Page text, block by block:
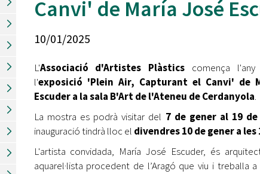
Oberta la convocatòria d'Ajuts per a
jove 2026
Cerdanyola opta a més de 5 milions d'euros del
l'entorn de l'avinguda Catalunya
El FIT presenta el cartell de la seva 16a edició i
L’Ajuntament reparteix ulleres gratuïtes per
l'eclipsi solar
Canvi' de María José
10/01/2025
L'Associació d'Artistes Plàstics comença l'any
l'exposició 'Plein Air, Capturant el Canvi' de
Escuder a la sala B'Art de l'Ateneu de Cerdanyola.
La mostra es podrà visitar del 7 de gener al 19
inauguració tindrà lloc el divendres 10 de gener a les
L'artista convidada, María José Escuder, és
aquarel·lista procedent de l’Aragó que viu i treballa a